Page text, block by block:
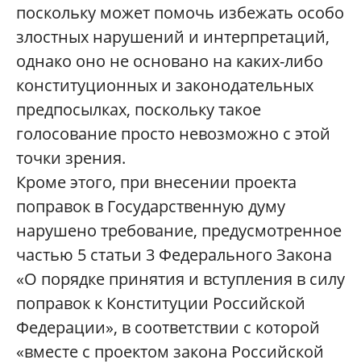
поскольку может помочь избежать особо
злостных нарушений и интерпретаций,
однако оно не основано на каких-либо
конституционных и законодательных
предпосылках, поскольку такое
голосование просто невозможно с этой
точки зрения.
Кроме этого, при внесении проекта
поправок в Государственную думу
нарушено требование, предусмотренное
частью 5 статьи 3 Федерального Закона
«О порядке принятия и вступления в силу
поправок к Конституции Российской
Федерации», в соответствии с которой
«вместе с проектом закона Российской